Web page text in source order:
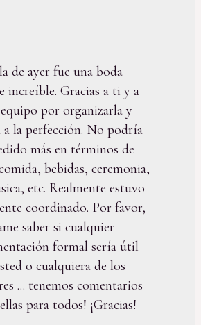
de ayer fue una boda
increíble. Gracias a ti y a
por organizarla y
a la perfección. No podría
más en términos de
bebidas, ceremonia,
etc. Realmente estuvo
coordinado. Por favor,
saber si cualquier
formal sería útil
o cualquiera de los
... tenemos comentarios
para todos! ¡Gracias!